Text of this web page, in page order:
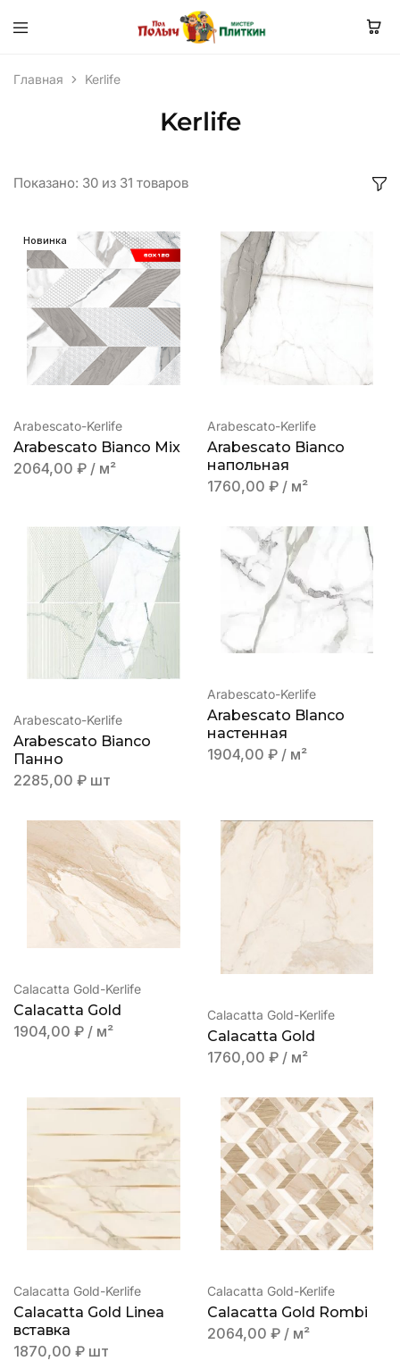
Главная Kerlife
Kerlife
Показано: 30 из 31 товаров
Новинка
Arabescato-Kerlife
Arabescato Bianco Mix
2064,00 ₽ / м²
Arabescato-Kerlife
Arabescato Bianco
напольная
1760,00 ₽ / м²
Arabescato-Kerlife
Arabescato Bianco
Панно
2285,00 ₽ шт
Arabescato-Kerlife
Arabescato Blanco
настенная
1904,00 ₽ / м²
Calacatta Gold-Kerlife
Calacatta Gold
1904,00 ₽ / м²
Calacatta Gold-Kerlife
Calacatta Gold
1760,00 ₽ / м²
Calacatta Gold-Kerlife
Calacatta Gold Linea
вставка
1870,00 ₽ шт
Calacatta Gold-Kerlife
Calacatta Gold Rombi
2064,00 ₽ / м²